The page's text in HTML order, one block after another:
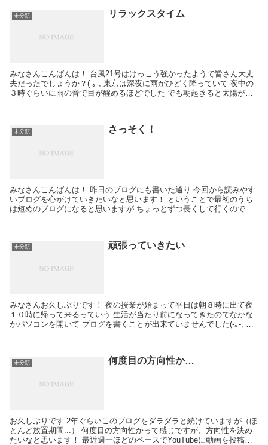
未分類 リラックスタイム
みなさんこんばんは！ 台風21号はけっこう強かったようで皆さん大丈
夫だったでしょうか？(-｡-; 東京は深夜に雨がひどく降っていて 夜中の
３時ぐらいに雨の音で目が醒めるほどでした でも朝起きると太陽が出
未分類 さっそく！
みなさんこんばんは！ 昨日のブログにも書いた通り 今回から読みやす
いブログを心がけていきたいなと思います！ ということで最初のうち
は短めのブログになると思いますが ちょっとずつ長くして行くのでご
未分類 頑張っていきたい
みなさんお久しぶりです！ 夜の授業が始まって平日は朝８時に出て夜
１０時に帰って来るっていう 生活が当たり前になってきたのでなかな
かパソコンを開いて ブログを書くことが出来ていませんでした(-｡-; も
未分類 何度目の方向性か…
お久しぶりです 2年ぐらいこのブログをダラダラと続けていますが（ほ
とんど放置期間...） 何度目の方向性かって感じですが、方向性を決め
たいなと思います！ 最近週一ほどのペースでYouTubeに動画を投稿し